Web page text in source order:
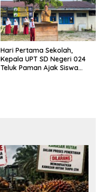
Hari Pertama Sekolah,
Kepala UPT SD Negeri 024
Teluk Paman Ajak Siswa